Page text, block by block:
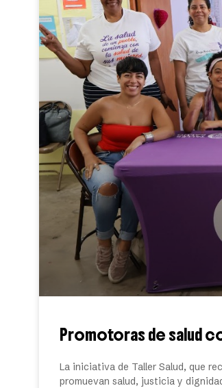
Promotoras de salud
La iniciativa de Taller Salud, que
promuevan salud, justicia y